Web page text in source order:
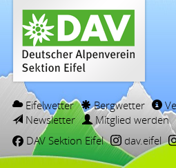
Eifelwetter Bergwetter
Newsletter
Mitglied werden
DAV Sektion Eifel
dav.eifel